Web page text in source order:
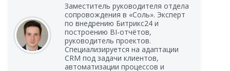
Заместитель руководителя отдела
сопровождения в «Соль». Эксперт
по внедрению Битрикс24 и
построению BI-отчётов,
руководитель проектов.
Специализируется на адаптации
CRM под задачи клиентов,
автоматизации процессов и